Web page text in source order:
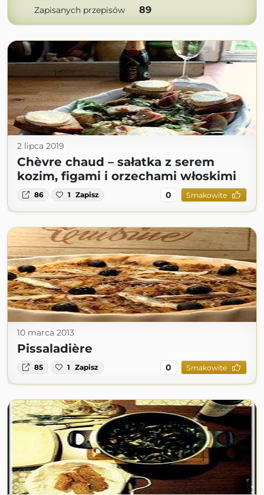
Zapisanych przepisów 89
2 lipca 2019
Chèvre chaud – sałatka z serem
kozim, figami i orzechami włoskimi
86 1 Zapisz 0 Smakowite
10 marca 2013
Pissaladière
85 1 Zapisz 0 Smakowite